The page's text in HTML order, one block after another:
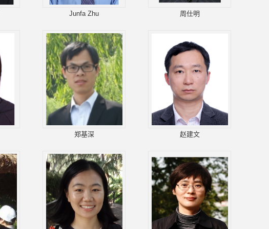
Junfa Zhu 周仕明
郑基深 赵建文